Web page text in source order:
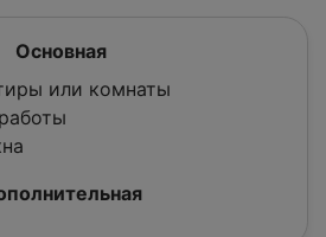
Основная
или комнаты